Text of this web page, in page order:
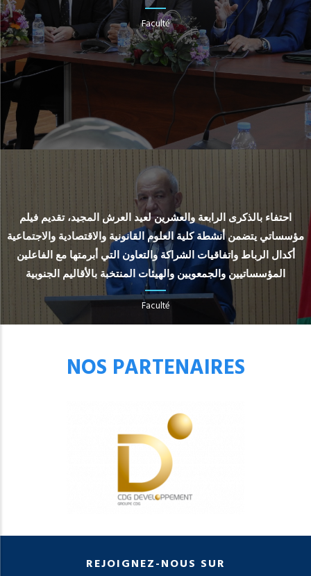
Faculté
احتفاء بالذكرى الرابعة والعشرين لعيد العرش المجيد، تقديم فيلم
مؤسساتي يتضمن أنشطة كلية العلوم القانونية والاقتصادية والاجتماعية
أكدال الرباط واتفاقيات الشراكة والتعاون التي أبرمتها مع الفاعلين
المؤسساتيين والجمعويين والهيئات المنتخبة بالأقاليم الجنوبية
Faculté
NOS PARTENAIRES
REJOIGNEZ-NOUS SUR